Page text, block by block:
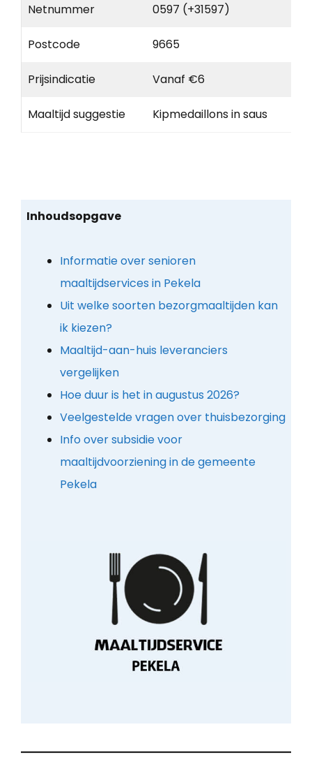
Netnummer 0597 (+31597)
Postcode 9665
Prijsindicatie Vanaf €6
Maaltijd suggestie Kipmedaillons in saus
Inhoudsopgave
Informatie over senioren
maaltijdservices in Pekela
Uit welke soorten bezorgmaaltijden kan
ik kiezen?
Maaltijd-aan-huis leveranciers
vergelijken
Hoe duur is het in augustus 2026?
Veelgestelde vragen over thuisbezorging
Info over subsidie voor
maaltijdvoorziening in de gemeente
Pekela